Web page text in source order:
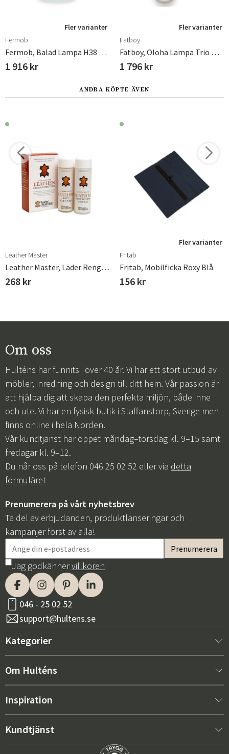
Fler varianter
Fermob
Fermob, Balad Lampa H38 Cactus
1 916 kr
Fler varianter
Fatboy
Fatboy, Oloha Lampa Trio Desert
1 796 kr
ANDRA KÖPTE ÄVEN
Leather Master
Leather Master, Läder Rengöring & Skydd Mini 2 X 100 Ml
268 kr
Fler varianter
Fritab
Fritab, Mobilficka Roxy Blå
156 kr
Om oss
Hulténs har funnits i över 40 år. Vi har ett stort utbud av
möbler, inredning och design till ditt hem. Vår passion är
att hjälpa dig att skapa den perfekta miljön, både inne
och ute. Vi har en fysisk butik i Staffanstorp, Sverige men
finns online i hela Norden.
Vår kundtjänst har öppet måndag–torsdag kl. 9–15 samt
fredagar kl. 9–12.
Du når oss på telefon 046 25 02 52 eller via detta
formuläret
Prenumerera på vårt nyhetsbrev
Ta del av erbjudanden, produktlanseringar och
kampanjer först av alla!
Jag godkännervillkoren
046 - 25 02 52
support@hultens.se
Kategorier
Nytt hos oss
Inredning
Utemöbler
Om Hulténs
Om Hulténs
Säljavdelning
Inspiration
Bästsäljare
Kundtjänst